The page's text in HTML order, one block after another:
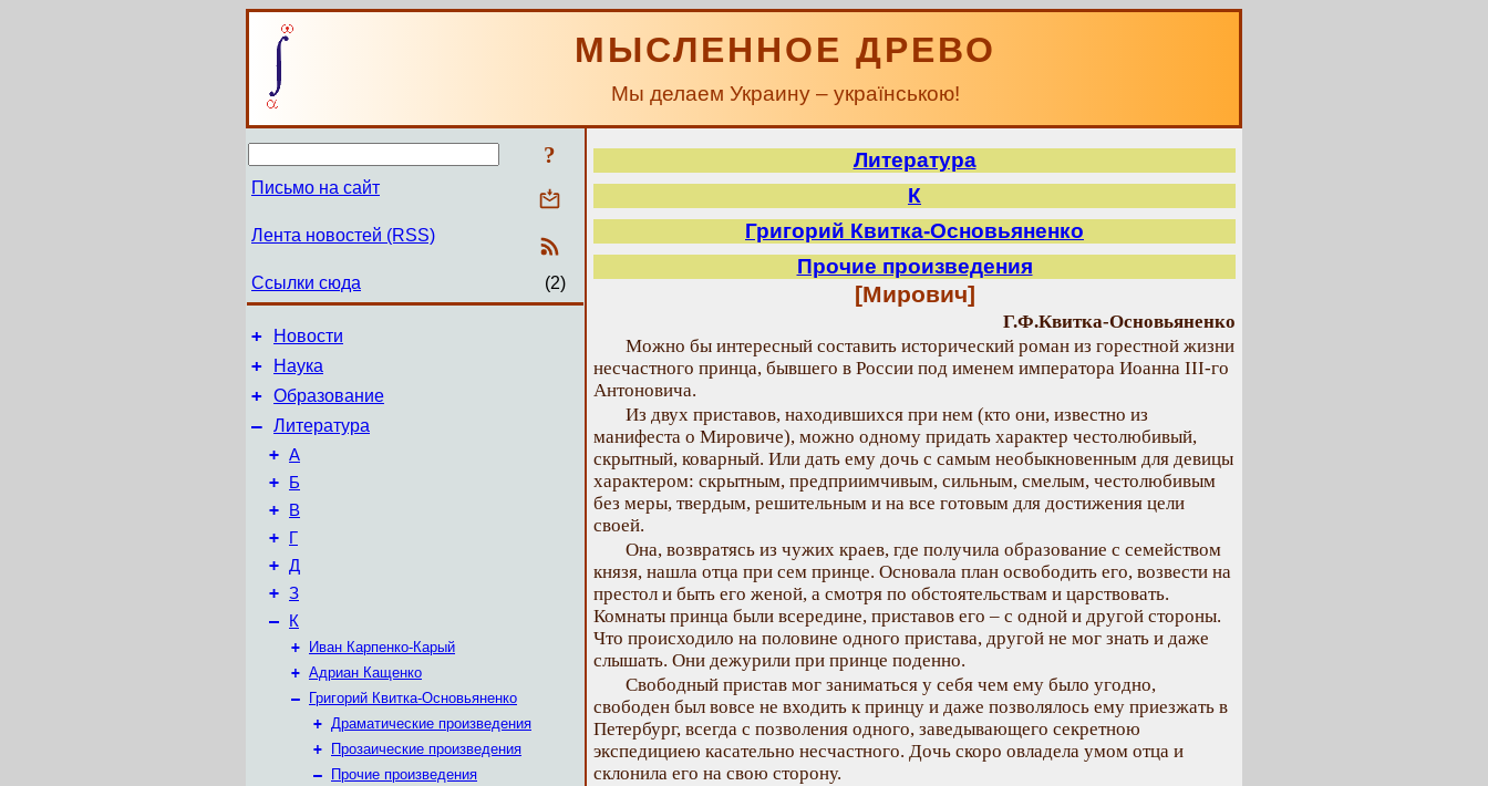
МЫСЛЕННОЕ ДРЕВО
Мы делаем Украину – українською!
?
Письмо на сайт
Лента новостей (RSS)
Ссылки сюда (2)
+ Новости
+ Наука
+ Образование
– Литература
+ А
+ Б
+ В
+ Г
+ Д
+ З
– К
+
Иван Карпенко-Карый
+ Адриан Кащенко
–
Григорий Квитка-Основьяненко
+ Драматические произведения
+
Прозаические произведения
–
Прочие произведения
Литература
К
Григорий Квитка-Основьяненко
Прочие произведения
[Мирович]
Г.Ф.Квитка-Основьяненко
Можно бы интересный составить исторический роман из горестной жизни
несчастного принца, бывшего в России под именем императора Иоанна III-го
Антоновича.
Из двух приставов, находившихся при нем (кто они, известно из
манифеста о Мировиче), можно одному придать характер честолюбивый,
скрытный, коварный. Или дать ему дочь с самым необыкновенным для девицы
характером: скрытным, предприимчивым, сильным, смелым, честолюбивым
без меры, твердым, решительным и на все готовым для достижения цели
своей.
Она, возвратясь из чужих краев, где получила образование с семейством
князя, нашла отца при сем принце. Основала план освободить его, возвести на
престол и быть его женой, а смотря по обстоятельствам и царствовать.
Комнаты принца были всередине, приставов его – с одной и другой стороны.
Что происходило на половине одного пристава, другой не мог знать и даже
слышать. Они дежурили при принце поденно.
Свободный пристав мог заниматься у себя чем ему было угодно,
свободен был вовсе не входить к принцу и даже позволялось ему приезжать в
Петербург, всегда с позволения одного, заведывающего секретною
экспедициею касательно несчастного. Дочь скоро овладела умом отца и
склонила его на свою сторону.